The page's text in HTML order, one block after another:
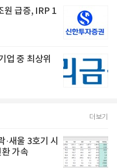
원 급증, IRP 1
업 중 최상위
더보기
새울 3호기 시
가속